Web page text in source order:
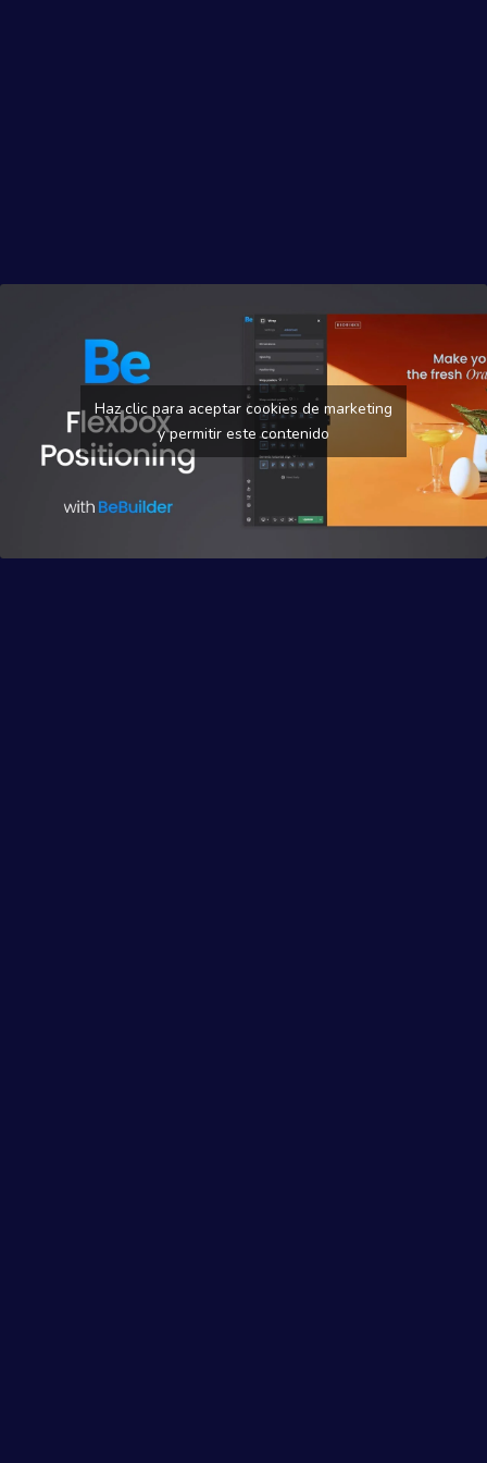
Haz clic para aceptar cookies de marketing
y permitir este contenido